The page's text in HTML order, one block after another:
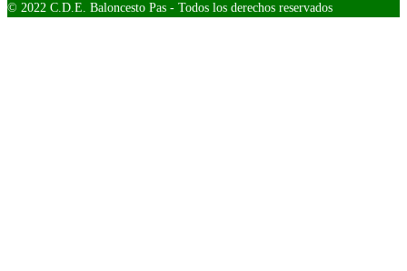
© 2022 C.D.E. Baloncesto Pas - Todos los derechos reservados